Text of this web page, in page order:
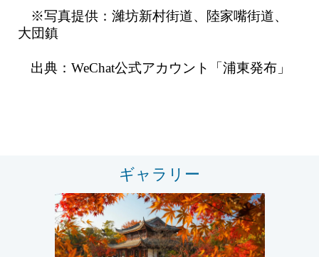
※写真提供：濰坊新村街道、陸家嘴街道、
大団鎮
出典：WeChat公式アカウント「浦東発布」
ギャラリー